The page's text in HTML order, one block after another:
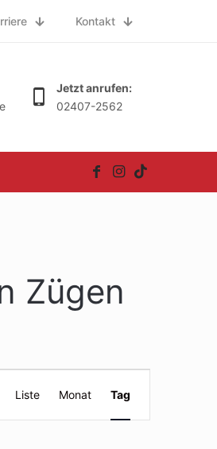
Kontakt
Jetzt anrufen:
02407-2562
Zügen
Liste Monat Tag